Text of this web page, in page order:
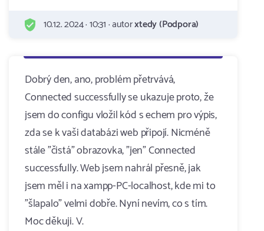
10.12. 2024 · 10:31 · autorxtedy (Podpora)
Dobrý den, ano, problém přetrvává,
Connected successfully se ukazuje proto, že
jsem do configu vložil kód s echem pro výpis,
zda se k vaši databázi web připojí. Nicméně
stále "čistá" obrazovka, "jen" Connected
successfully. Web jsem nahrál přesně, jak
jsem měl i na xampp-PC-localhost, kde mi to
"šlapalo" velmi dobře. Nyní nevím, co s tím.
Moc děkuji. V.